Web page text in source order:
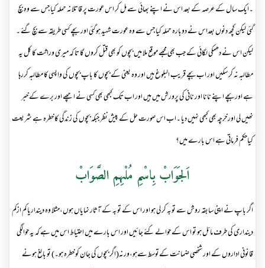
۔ایک سال کے عرصہ کے بعد اس نے اپنے بھائی سے مل کر اس عورت پر قاتلانہ حملہ کیا جس سے وہ بچ
گئی لیکن کچھ دنوں بعداس نے دوبارہ حملہ کیا جس سے وہ عورت شہید ہو گئی اور بچے کسی طریقہ سے بچ گئے ۔
لیکن اس نے دھمکی لگائی کے جب بھی مجھے موقع ملا میں بچوں کو بھی قتل کروں گا تا کہ میری وراثت کا کل یہ
مطالبہ نہ کر سکیں اور اب بچے قریب البلوغ ہیں اور وہ یعنی کے بچوں کا باپ بچوں کی واپسی کا مطالبہ کررہا
ہے اور بچے اپنے نانا اور نانی کی پرورش میں ہیں اور اب تک کبھی بھی کسی نے اچھے اور برے کے خبر
نھیں لی اور خرچہ بھی کبھی نہیں دیا ۔اب اس صورت حل کے پیش نظر جبکہ بچوں کی زندگی کا خطرہ ہے شریعت
کیاحکم فرماتی ہے اس بارے میں؟
اَلجَوَابْ بِاسْمِ مُلْہِمِ الصَّوَابْ
اگر باپ نے اپنی سابقہ روش سے توبہ کر لی ہو اور اس کے توبہ کے آثار نمایاں ہوں،مثلا وہ دینداریا کم ازکم
دینداری کی طرف مائل ہو تو اس کے حوالے کئے جائیں اور اس بارے میں احتیاط اس میں ہے کہ یہ حوالگی
قانونی اداروں کے اور شخصی ضمانت کےتوسط سےہو،ورنہ(اگر بچوں کی جان کو خطرہ ہو۔) تو بالغ ہونے